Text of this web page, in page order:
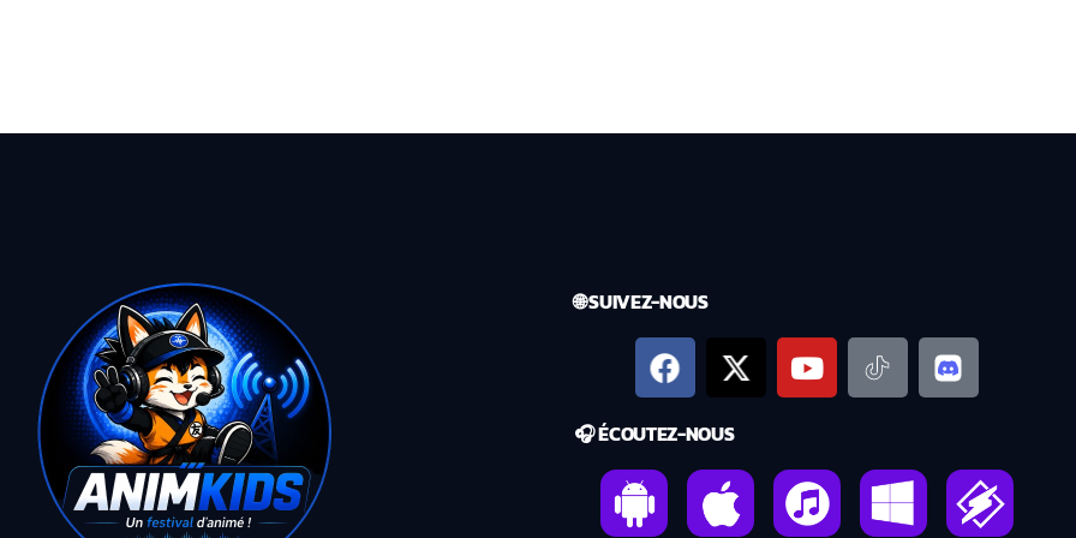
🌐 SUIVEZ-NOUS
🎧 ÉCOUTEZ-NOUS